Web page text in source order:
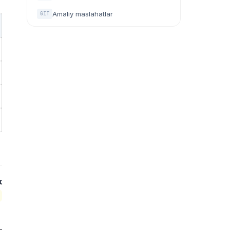
GIT Amaliy maslahatlar